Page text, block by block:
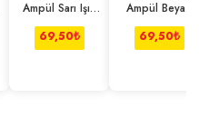
Ampül Sarı Işık
69,50₺
Ampül Beyaz
69,50₺